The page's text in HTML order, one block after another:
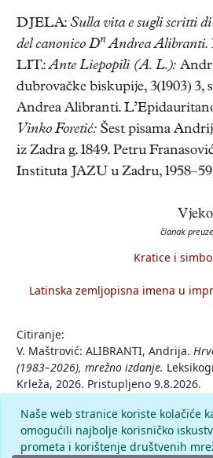
DJELA: Sulla vita e sugli scritti
del canonico DnAndrea Alibranti.
LIT.:Ante Liepopili (A. L.):
dubrovačke biskupije, 3(1903) 3,
Andrea Alibranti.
Vinko Foretić: Šest pisama
iz Zadra g. 1849. Petru
Instituta JAZU u Zadru,
članak
Kratice i
Latinska zemljopisna imena u
Citiranje:
V. Maštrović: ALIBRANTI, Andrija.
(1983–2026), mrežno izdanje.
Krleža, 2026. Pristupljeno 9.8.2026.
Komentar
Naše web stranice koriste kolačiće
omogućili najbolje korisničko
prometa i korištenje društvenih